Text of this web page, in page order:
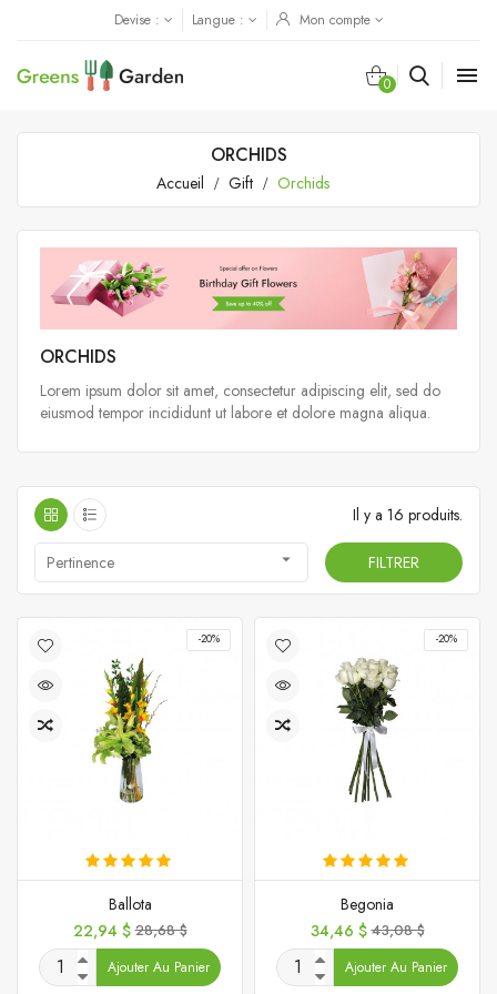
Devise : Langue : Mon compte
0 
ORCHIDS
Accueil Gift Orchids
ORCHIDS
Lorem ipsum dolor sit amet, consectetur adipiscing elit, sed do
eiusmod tempor incididunt ut labore et dolore magna aliqua.
Il y a 16 produits.
Pertinence  FILTRER
-20%
Ballota
Prix
22,94 $Prix
de
base
28,68 $
Ajouter Au Panier
-20%
Begonia
Prix
34,46 $Prix
de
base
43,08 $
Ajouter Au Panier